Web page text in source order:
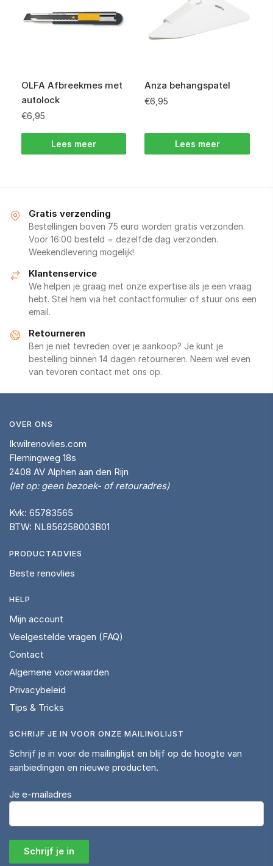
OLFA Afbreekmes met
autolock
€6,95
Lees meer
Anza behangspatel
€6,95
Lees meer
Gratis verzending
Bestellingen boven 75 euro worden gratis verzonden.
Voor 16:00 besteld = dezelfde dag verzonden.
Weekendlevering mogelijk!
Klantenservice
We helpen je graag met onze expertise als je een vraag
hebt. Stel hem via het contactformulier of stuur ons een
email.
Retourneren
Ben je niet tevreden over je aankoop? Je kunt je
bestelling binnen 14 dagen retourneren. Neem wel even
van tevoren contact met ons op.
OVER ONS
Ikwilrenovlies.com
Flemingweg 18s
2408 AV Alphen aan den Rijn
(let op: geen bezoek- of retouradres)
Kvk: 65783565
BTW: NL856258003B01
PRODUCTADVIES
Beste renovlies
HELP
Mijn account
Veelgestelde vragen (FAQ)
Contact
Algemene voorwaarden
Privacybeleid
Tips & Tricks
SCHRIJF JE IN VOOR ONZE MAILINGLIJST
Schrijf je in voor de mailinglijst en blijf op de hoogte van
aanbiedingen en nieuwe producten.
Je e-mailadres